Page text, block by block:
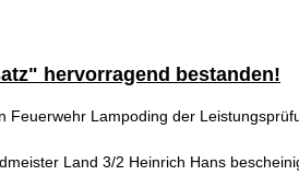
hervorragend bestanden!
Lampoding der
Land 3/2 Heinrich Hans